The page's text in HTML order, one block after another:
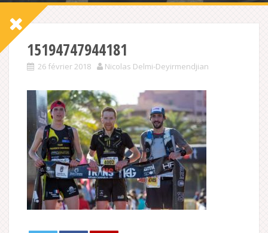
15194747944181
26 février 2018 Nicolas Delmi-Deyirmendjian